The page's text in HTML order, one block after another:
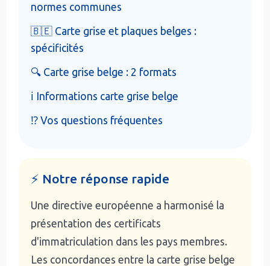
normes communes
🇧🇪 Carte grise et plaques belges :
spécificités
🔍 Carte grise belge : 2 formats
ℹ️ Informations carte grise belge
⁉️ Vos questions fréquentes
⚡ Notre réponse rapide
Une directive européenne a harmonisé la
présentation des certificats
d'immatriculation dans les pays membres.
Les concordances entre la carte grise belge